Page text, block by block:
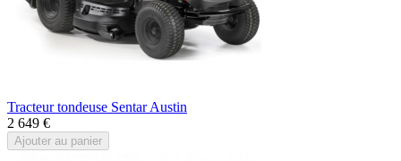
Tracteur tondeuse Sentar Austin
2 649 €
Ajouter au panier